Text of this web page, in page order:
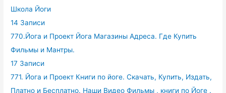
Школа Йоги
14 Записи
770.Йога и Проект Йога Магазины Адреса. Где Купить
Фильмы и Мантры.
17 Записи
771. Йога и Проект Книги по йоге. Скачать, Купить, Издать,
Платно и Бесплатно. Наши Видео Фильмы , книги по Йоге .